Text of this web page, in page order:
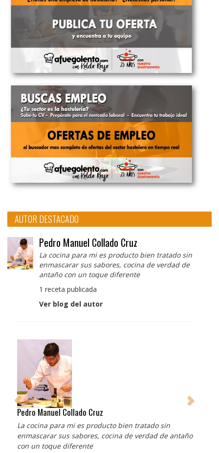
AUTOR DESTACADO
Pedro Manuel Collado Cruz
La cocina para mi es producto bien tratado sin
enmascarar sus sabores, cocina de verdad de
antaño con un toque diferente
1 receta publicada
Ver blog del autor
Pedro Manuel Collado Cruz
La cocina para mi es producto bien tratado sin
enmascarar sus sabores, cocina de verdad de antaño
con un toque diferente